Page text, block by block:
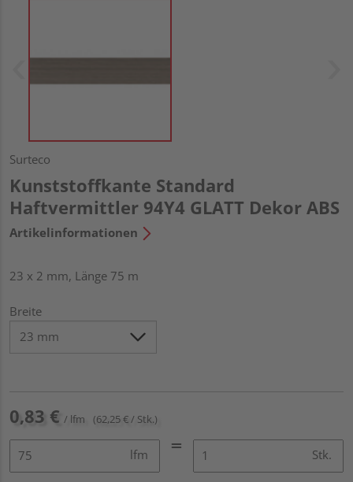
Surteco
Kunststoffkante Standard
Haftvermittler 94Y4 GLATT Dekor ABS
Artikelinformationen
23 x 2 mm, Länge 75 m
Breite
0,83 € / lfm (62,25 € / Stk.)
lfm Stk.